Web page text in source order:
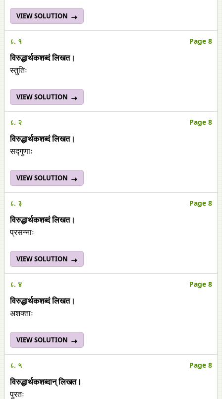
VIEW SOLUTION
८. १ Page 8
विरुद्धार्थकशब्दं लिखत।
स्तुतिः
VIEW SOLUTION
८. २ Page 8
विरुद्धार्थकशब्दं लिखत।
सद्गुणाः
VIEW SOLUTION
८. ३ Page 8
विरुद्धार्थकशब्दं लिखत।
प्रसन्नाः
VIEW SOLUTION
८. ४ Page 8
विरुद्धार्थकशब्दं लिखत।
अशक्ताः
VIEW SOLUTION
८. ५ Page 8
विरुद्धार्थकशब्दान्‌ लिखत।
पुरतः